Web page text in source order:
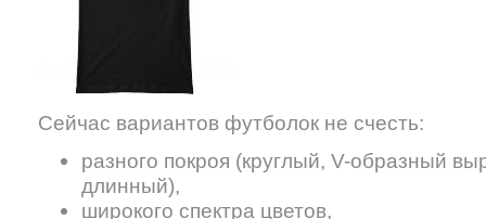
Сейчас вариантов футболок не счесть:
разного покроя (круглый, V-образный
длинный),
широкого спектра цветов,